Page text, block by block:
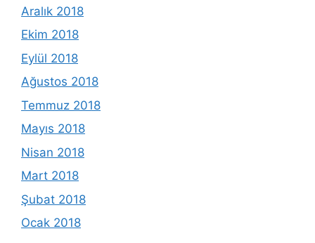
Aralık 2018
Ekim 2018
Eylül 2018
Ağustos 2018
Temmuz 2018
Mayıs 2018
Nisan 2018
Mart 2018
Şubat 2018
Ocak 2018